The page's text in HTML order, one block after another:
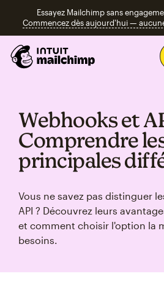
Essayez Mailchimp sans
Commencez dès aujourd'hui —
Webhooks et
Comprendre
principales
Vous ne savez pas distinguer
API ? Découvrez leurs
et comment choisir l'option la
besoins.